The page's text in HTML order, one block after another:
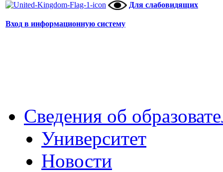
Для слабовидящих
Вход в информационную систему
Сведения об
Университет
Новости